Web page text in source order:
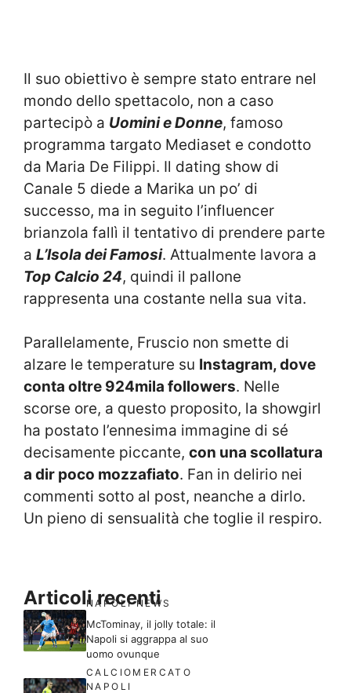
Il suo obiettivo è sempre stato entrare nel
mondo dello spettacolo, non a caso
partecipò a Uomini e Donne, famoso
programma targato Mediaset e condotto
da Maria De Filippi. Il dating show di
Canale 5 diede a Marika un po’ di
successo, ma in seguito l’influencer
brianzola fallì il tentativo di prendere parte
a L’Isola dei Famosi. Attualmente lavora a
Top Calcio 24, quindi il pallone
rappresenta una costante nella sua vita.
Parallelamente, Fruscio non smette di
alzare le temperature su Instagram, dove
conta oltre 924mila followers. Nelle
scorse ore, a questo proposito, la showgirl
ha postato l’ennesima immagine di sé
decisamente piccante, con una scollatura
a dir poco mozzafiato. Fan in delirio nei
commenti sotto al post, neanche a dirlo.
Un pieno di sensualità che toglie il respiro.
Articoli recenti
NAPOLI NEWS
McTominay, il jolly totale: il
Napoli si aggrappa al suo
uomo ovunque
CALCIOMERCATO
NAPOLI